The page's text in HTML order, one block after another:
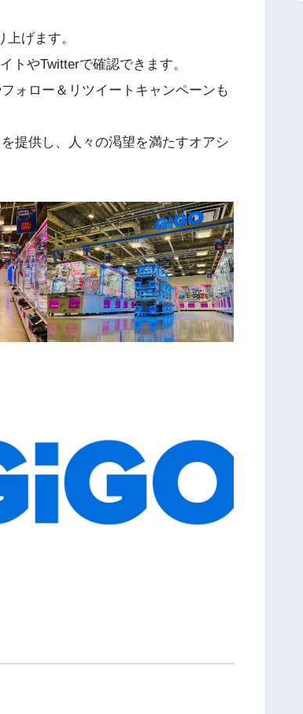
げます。
トやTwitterで確認できます。
ォロー＆リツイートキャンペーンも
提供し、人々の渇望を満たすオアシ